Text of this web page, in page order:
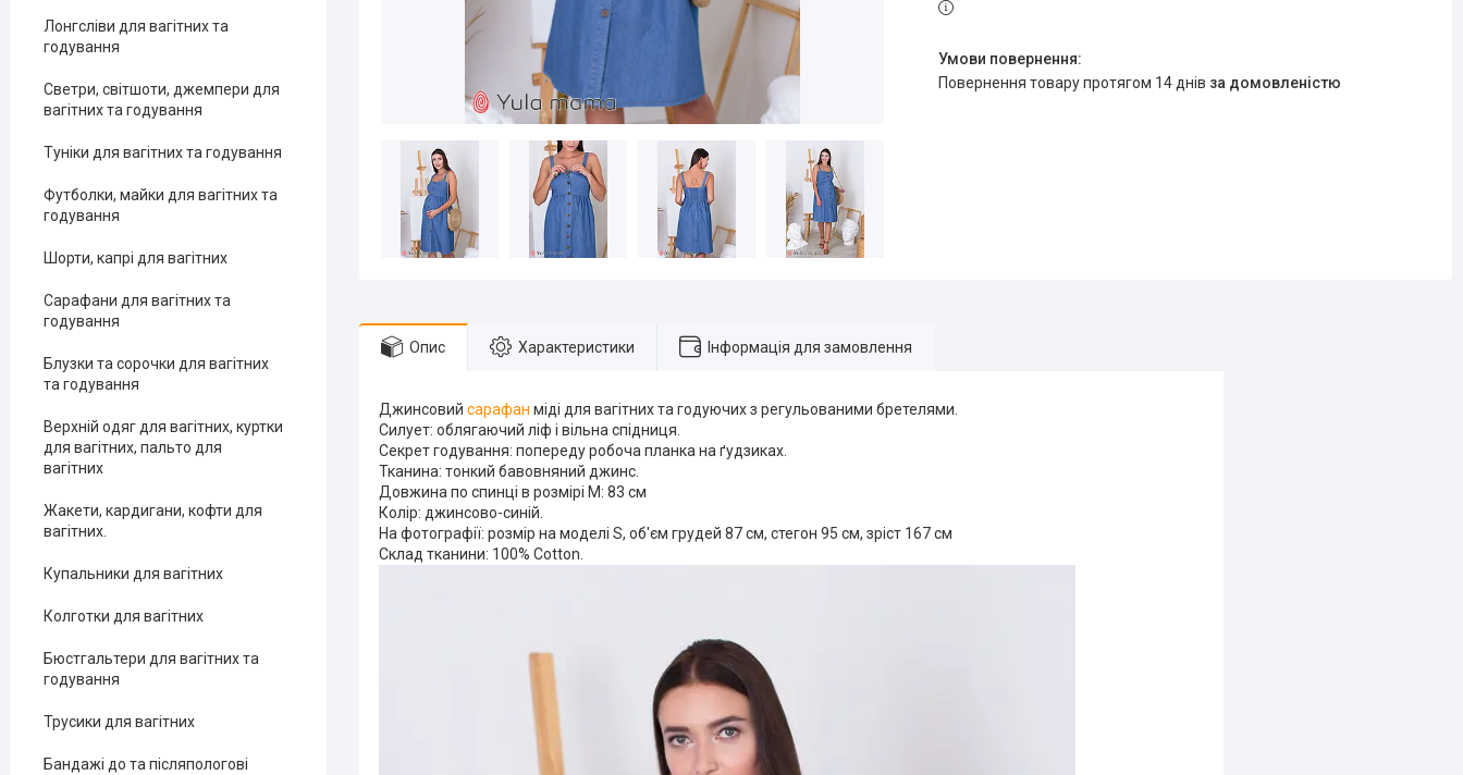
повернення товару протягом 14 днів за домовленістю
Опис Характеристики Інформація для замовлення
Джинсовий сарафан міді для вагітних та годуючих з регульованими бретелями.
Силует: облягаючий ліф і вільна спідниця.
Секрет годування: попереду робоча планка на ґудзиках.
Тканина: тонкий бавовняний джинс.
Довжина по спинці в розмірі М: 83 см
Колір: джинсово-синій.
На фотографії: розмір на моделі S, об'єм грудей 87 см, стегон 95 см, зріст 167 см
Склад тканини: 100% Cotton.
Лонгсліви для вагітних та
годування
Светри, світшоти, джемпери для
вагітних та годування
Туніки для вагітних та годування
Футболки, майки для вагітних та
годування
Шорти, капрі для вагітних
Сарафани для вагітних та
годування
Блузки та сорочки для вагітних
та годування
Верхній одяг для вагітних, куртки
для вагітних, пальто для
вагітних
Жакети, кардигани, кофти для
вагітних.
Купальники для вагітних
Колготки для вагітних
Бюстгальтери для вагітних та
годування
Трусики для вагітних
Бандажі до та післяпологові